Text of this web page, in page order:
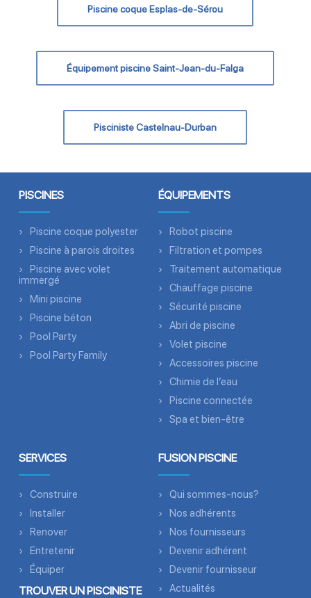
Piscine coque Esplas-de-Sérou
Équipement piscine Saint-Jean-du-Falga
Pisciniste Castelnau-Durban
PISCINES
Piscine coque polyester
Piscine à parois droites
Piscine avec volet
immergé
Mini piscine
Piscine béton
Pool Party
Pool Party Family
ÉQUIPEMENTS
Robot piscine
Filtration et pompes
Traitement automatique
Chauffage piscine
Sécurité piscine
Abri de piscine
Volet piscine
Accessoires piscine
Chimie de l’eau
Piscine connectée
Spa et bien-être
SERVICES
Construire
Installer
Renover
Entretenir
Équiper
TROUVER UN PISCINISTE
FUSION PISCINE
Qui sommes-nous?
Nos adhérents
Nos fournisseurs
Devenir adhérent
Devenir fournisseur
Actualités